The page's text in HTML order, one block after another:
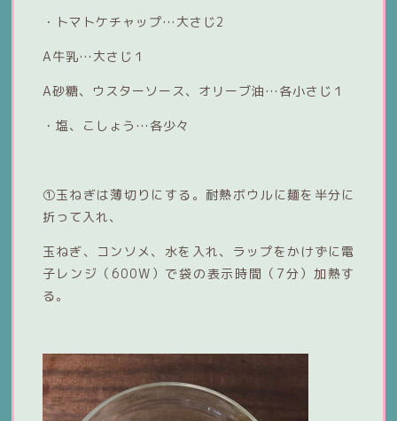
・トマトケチャップ…大さじ2
A牛乳…大さじ１
A砂糖、ウスターソース、オリーブ油…各小さじ１
・塩、こしょう…各少々
①玉ねぎは薄切りにする。耐熱ボウルに麺を半分に
折って入れ、
玉ねぎ、コンソメ、水を入れ、ラップをかけずに電
子レンジ（600W）で袋の表示時間（7分）加熱す
る。